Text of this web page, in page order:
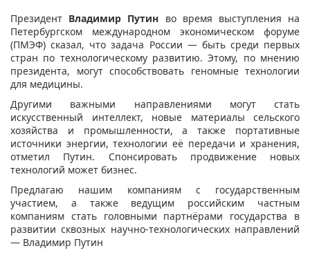
​Президент Владимир Путин во время выступления на
Петербургском международном экономическом форуме
(ПМЭФ) сказал, что задача России — быть среди первых
стран по технологическому развитию. Этому, по мнению
президента, могут способствовать геномные технологии
для медицины.
Другими важными направлениями могут стать
искусственный интеллект, новые материалы сельского
хозяйства и промышленности, а также портативные
источники энергии, технологии её передачи и хранения,
отметил Путин. Спонсировать продвижение новых
технологий может бизнес.
Предлагаю нашим компаниям с государственным
участием, а также ведущим российским частным
компаниям стать головными партнёрами государства в
развитии сквозных научно-технологических направлений
— Владимир Путин